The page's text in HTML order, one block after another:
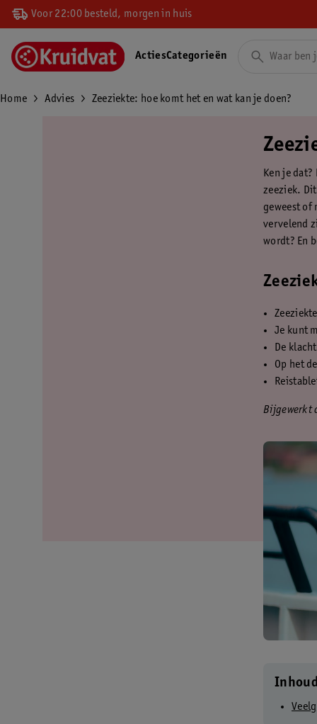
Voor 22:00 besteld, morgen in huis
ActiesCategorieën
Home Advies Zeeziekte: hoe komt het en wat kan je doen?
Ken je
zeeziek.
geweest of
vervelend
wordt? En
Je kunt
De
Op het
Bijgewerkt